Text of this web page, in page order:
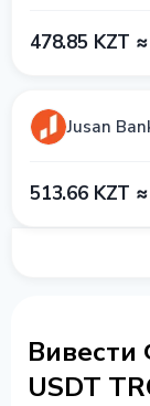
478.85 KZT
Jusan
513.66 KZT
USDT